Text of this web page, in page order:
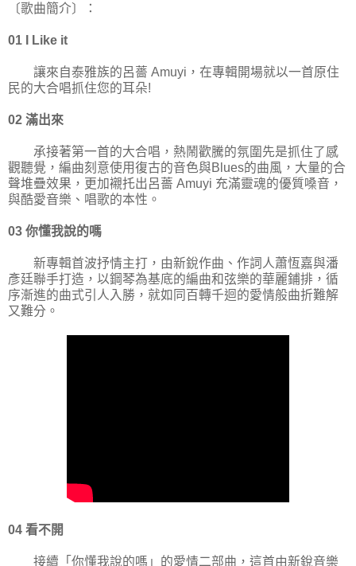
〔歌曲簡介〕：
01 I Like it
讓來自泰雅族的呂薔 Amuyi，在專輯開場就以一首原住
民的大合唱抓住您的耳朵!
02 滿出來
承接著第一首的大合唱，熱鬧歡騰的氛圍先是抓住了感
觀聽覺，編曲刻意使用復古的音色與Blues的曲風，大量的合
聲堆疊效果，更加襯托出呂薔 Amuyi 充滿靈魂的優質嗓音，
與酷愛音樂、唱歌的本性。
03 你懂我說的嗎
新專輯首波抒情主打，由新銳作曲、作詞人蕭恆嘉與潘
彥廷聯手打造，以鋼琴為基底的編曲和弦樂的華麗鋪排，循
序漸進的曲式引人入勝，就如同百轉千迴的愛情般曲折難解
又難分。
04 看不開
接續「你懂我說的嗎」的愛情二部曲，這首由新銳音樂